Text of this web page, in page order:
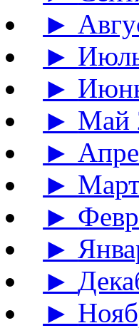
►
►
►
► Май
►
►
►
►
►
►